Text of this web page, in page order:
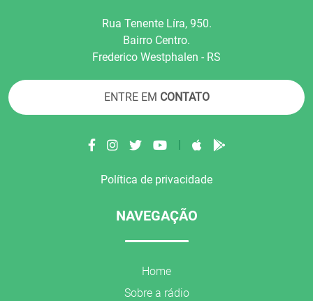
Rua Tenente Líra, 950.
Bairro Centro.
Frederico Westphalen - RS
ENTRE EM CONTATO
Política de privacidade
NAVEGAÇÃO
Home
Sobre a rádio